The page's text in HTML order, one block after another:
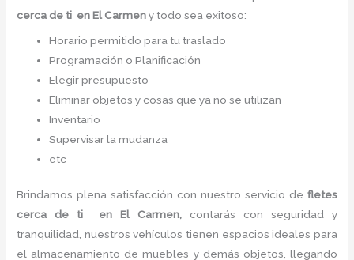
cerca de ti en El Carmeny todo sea exitoso:
Horario permitido para tu traslado
Programación o Planificación
Elegir presupuesto
Eliminar objetos y cosas que ya no se utilizan
Inventario
Supervisar la mudanza
etc
Brindamos plena satisfacción con nuestro servicio de fletes
cerca de ti
en El Carmen, contarás con seguridad y
tranquilidad, nuestros vehículos tienen espacios ideales para
el almacenamiento de muebles y demás objetos, llegando